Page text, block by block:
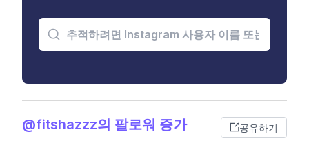
@fitshazzz의 팔로워 증가 공유하기